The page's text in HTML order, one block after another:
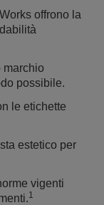
offrono la
marchio
possibile.
le etichette
estetico per
vigenti
1